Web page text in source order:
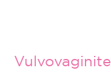
Vulvovaginite